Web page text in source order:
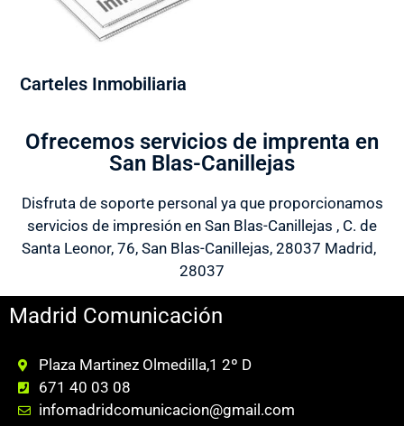
Carteles Inmobiliaria
Ofrecemos servicios de imprenta en
San Blas-Canillejas
Disfruta de soporte personal ya que proporcionamos
servicios de impresión en San Blas-Canillejas , C. de
Santa Leonor, 76, San Blas-Canillejas, 28037 Madrid,
28037
Madrid Comunicación
Plaza Martinez Olmedilla,1 2º D
671 40 03 08
infomadridcomunicacion@gmail.com